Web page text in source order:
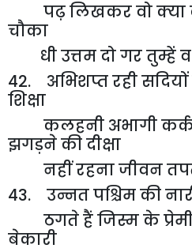
पढ़ लिखकर वो क्या
चौका
धी उत्तम दो गर तुम्हें
42. अभिशप्त रही
शिक्षा
कलहनी अभागी
झगड़ने की दीक्षा
नहीं रहना जीवन
43. उन्नत पश्चिम की
ठगते हैं जिस्म के
बेकारी